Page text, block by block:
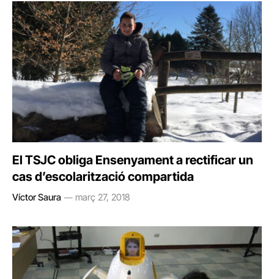
El TSJC obliga Ensenyament a rectificar un
cas d’escolarització compartida
Víctor Saura març 27, 2018